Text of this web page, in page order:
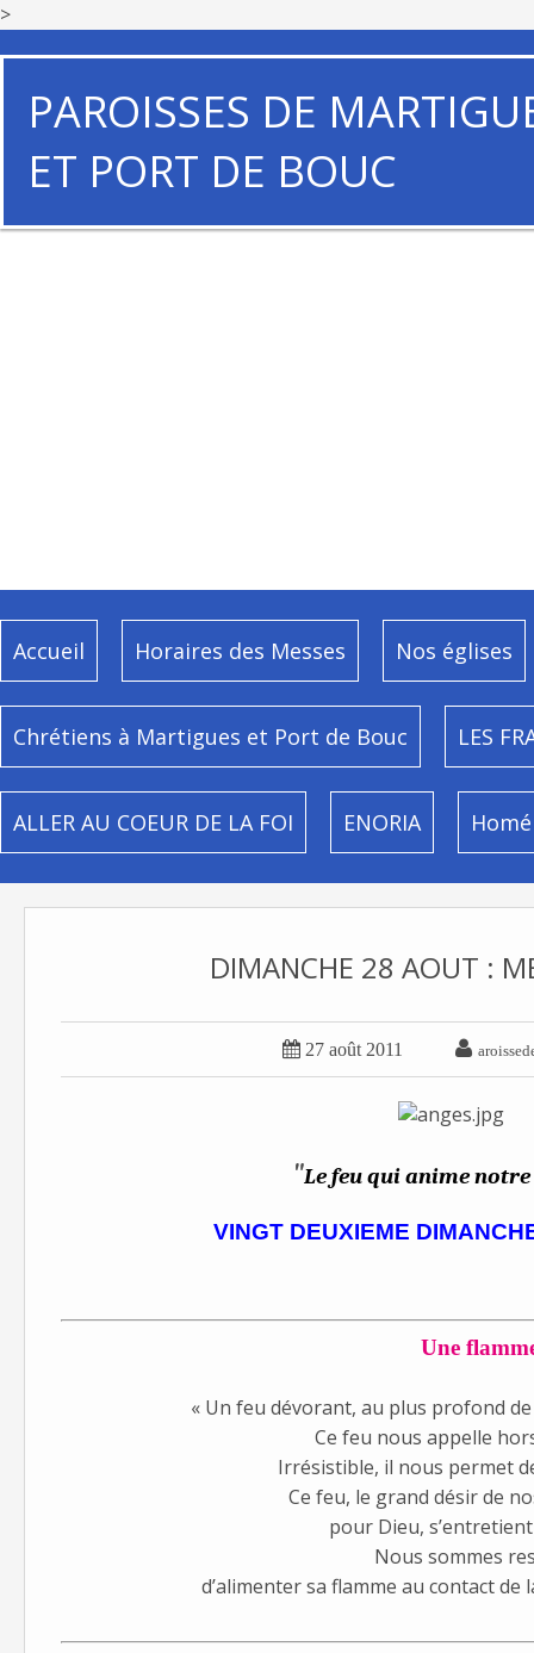
>
PAROISSES DE
ET PORT DE BOUC
Accueil Horaires des Messes Nos églises
Chrétiens à Martigues et Port de Bouc LES
ALLER AU COEUR DE LA FOI ENORIA
DIMANCHE 28 AOUT :
 27 août 2011 
"Le feu qui anime
VINGT DEUXIEME
Une
« Un feu dévorant, au plus profond
Ce feu nous appelle
Irrésistible, il nous permet
Ce feu, le grand désir de
pour Dieu,
Nous sommes
d’alimenter sa flamme au contact de